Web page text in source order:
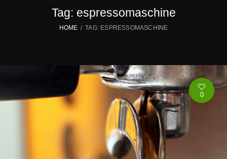
Tag: espressomaschine
HOME TAG: ESPRESSOMASCHINE
0